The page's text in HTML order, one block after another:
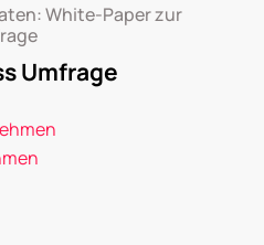
White-Paper zur
Umfrage